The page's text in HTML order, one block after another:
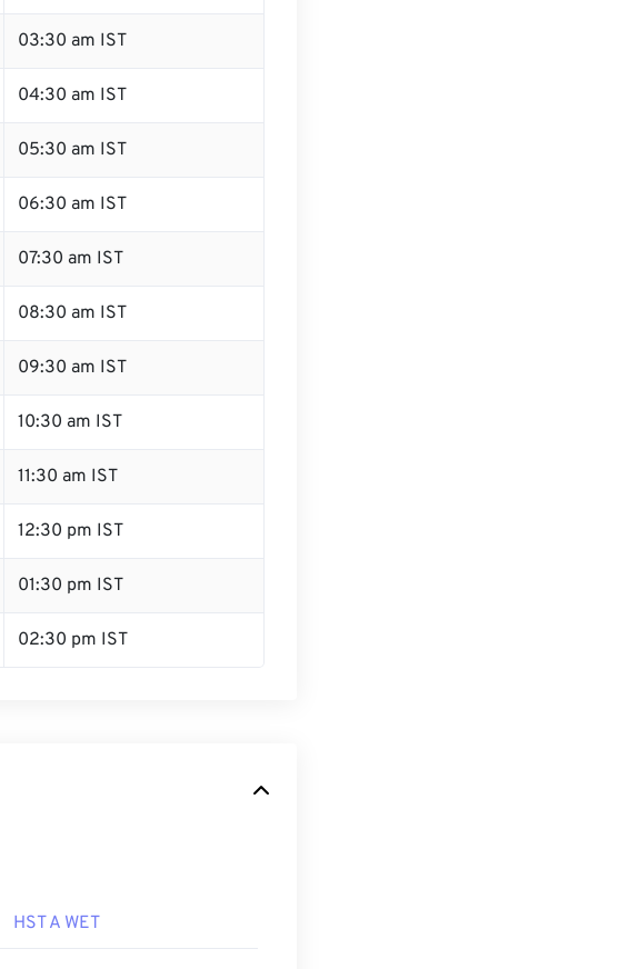
03:30 am IST
04:30 am IST
05:30 am IST
06:30 am IST
07:30 am IST
08:30 am IST
09:30 am IST
10:30 am IST
11:30 am IST
12:30 pm IST
01:30 pm IST
02:30 pm IST
HST A WET